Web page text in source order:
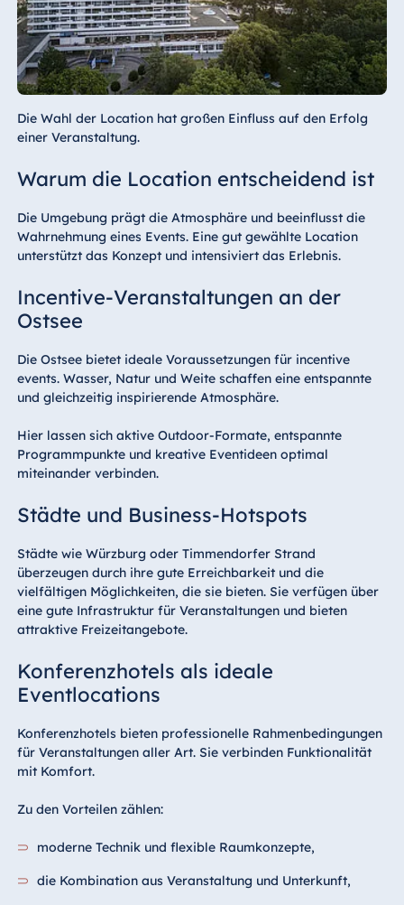
Die Wahl der Location hat großen Einfluss auf den Erfolg
einer Veranstaltung.
Warum die Location entscheidend ist
Die Umgebung prägt die Atmosphäre und beeinflusst die
Wahrnehmung eines Events. Eine gut gewählte Location
unterstützt das Konzept und intensiviert das Erlebnis.
Incentive-Veranstaltungen an der
Ostsee
Die Ostsee bietet ideale Voraussetzungen für incentive
events. Wasser, Natur und Weite schaffen eine entspannte
und gleichzeitig inspirierende Atmosphäre.
Hier lassen sich aktive Outdoor-Formate, entspannte
Programmpunkte und kreative Eventideen optimal
miteinander verbinden.
Städte und Business-Hotspots
Städte wie Würzburg oder Timmendorfer Strand
überzeugen durch ihre gute Erreichbarkeit und die
vielfältigen Möglichkeiten, die sie bieten. Sie verfügen über
eine gute Infrastruktur für Veranstaltungen und bieten
attraktive Freizeitangebote.
Konferenzhotels als ideale
Eventlocations
Konferenzhotels bieten professionelle Rahmenbedingungen
für Veranstaltungen aller Art. Sie verbinden Funktionalität
mit Komfort.
Zu den Vorteilen zählen:
moderne Technik und flexible Raumkonzepte,
die Kombination aus Veranstaltung und Unterkunft,